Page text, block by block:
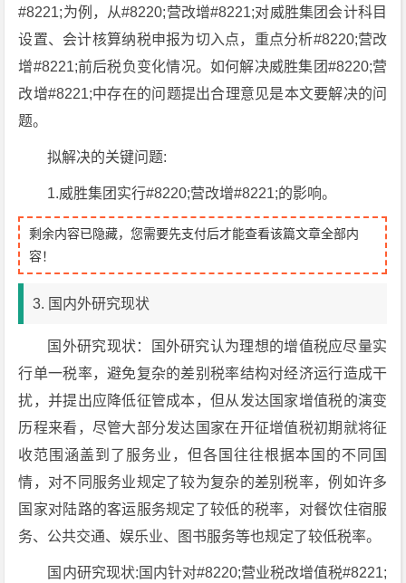
#8221;为例，从#8220;营改增#8221;对威胜集团会计科目
设置、会计核算纳税申报为切入点，重点分析#8220;营改
增#8221;前后税负变化情况。如何解决威胜集团#8220;营
改增#8221;中存在的问题提出合理意见是本文要解决的问
题。
拟解决的关键问题:
1.威胜集团实行#8220;营改增#8221;的影响。
剩余内容已隐藏，您需要先支付后才能查看该篇文章全部内
容！
3. 国内外研究现状
国外研究现状：国外研究认为理想的增值税应尽量实
行单一税率，避免复杂的差别税率结构对经济运行造成干
扰，并提出应降低征管成本，但从发达国家增值税的演变
历程来看，尽管大部分发达国家在开征增值税初期就将征
收范围涵盖到了服务业，但各国往往根据本国的不同国
情，对不同服务业规定了较为复杂的差别税率，例如许多
国家对陆路的客运服务规定了较低的税率，对餐饮住宿服
务、公共交通、娱乐业、图书服务等也规定了较低税率。
国内研究现状:国内针对#8220;营业税改增值税#8221;